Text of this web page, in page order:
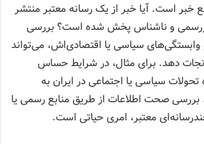
خبر است. آیا خبر از یک رسانه معتبر منتشر
و ناشناس پخش شده است؟ بررسی
وابستگی‌های سیاسی یا اقتصادی‌اش، می‌تواند
نجات دهد. برای مثال، در شرایط حساس
تحولات سیاسی یا اجتماعی در ایران به
صحت اطلاعات از طریق منابع رسمی یا
معتبر، امری حیاتی است.